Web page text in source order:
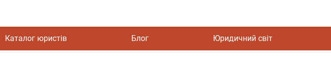
Каталог юристів Блог Юридичний світ